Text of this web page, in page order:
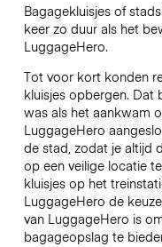
Bagagekluisjes of
keer zo duur als het
LuggageHero.
Tot voor kort konden
kluisjes opbergen. Dat
was als het aankwam
LuggageHero
de stad, zodat je altijd
op een veilige locatie
kluisjes op het
LuggageHero de
van LuggageHero is
bagageopslag te